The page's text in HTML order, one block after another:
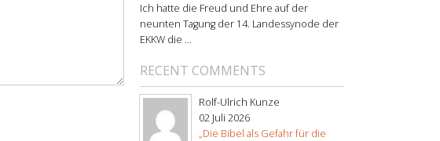
Ich hatte die Freud und Ehre auf der
neunten Tagung der 14. Landessynode der
EKKW die ...
RECENT COMMENTS
Rolf-Ulrich Kunze
02 Juli 2026
„Die Bibel als Gefahr für die